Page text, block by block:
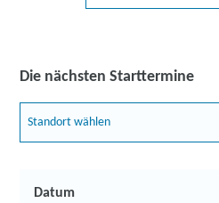
Die nächsten Starttermine
Standort wählen
Datum